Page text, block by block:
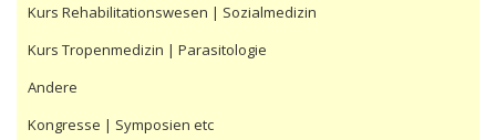
Kurs Rehabilitationswesen | Sozialmedizin
Kurs Tropenmedizin | Parasitologie
Andere
Kongresse | Symposien etc